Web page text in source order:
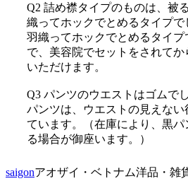
Q2 詰め襟タイプのものは、被
織ってホックでとめるタイプで
羽織ってホックでとめるタイ
で、美容院でセットをされて
いただけます。
Q3 パンツのウエストはゴムで
パンツは、ウエストの見えな
ています。（在庫により、黒
る場合が御座います。）
saigonアオザイ・ベトナム洋品・雑